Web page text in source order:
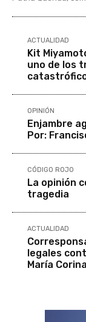
ACTUALIDAD
Kit
uno de los
OPINIÓN
Enjambre
Por:
CÓDIGO ROJO
La opinión
tragedia
ACTUALIDAD
legales
María